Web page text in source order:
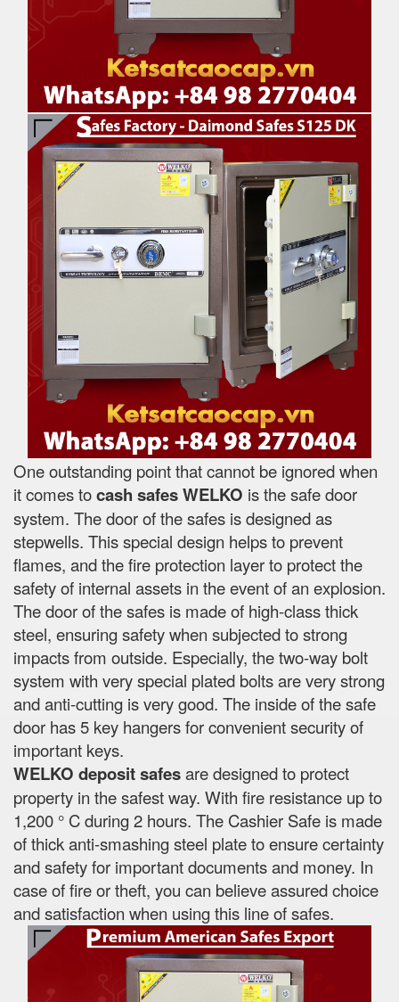
One outstanding point that cannot be ignored when
it comes tocash safesWELKO is the safe door
system. The door of the safes is designed as
stepwells. This special design helps to prevent
flames, and the fire protection layer to protect the
safety of internal assets in the event of an explosion.
The door of the safes is made of high-class thick
steel, ensuring safety when subjected to strong
impacts from outside. Especially, the two-way bolt
system with very special plated bolts are very strong
and anti-cutting is very good. The inside of the safe
door has 5 key hangers for convenient security of
important keys.
WELKO deposit safesare designed to protect
property in the safest way. With fire resistance up to
1,200 ° C during 2 hours. The Cashier Safe is made
of thick anti-smashing steel plate to ensure certainty
and safety for important documents and money. In
case of fire or theft, you can believe assured choice
and satisfaction when using this line of safes.